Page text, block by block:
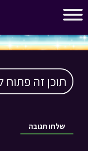
תוכן זה פתוח
שלחו תגובה